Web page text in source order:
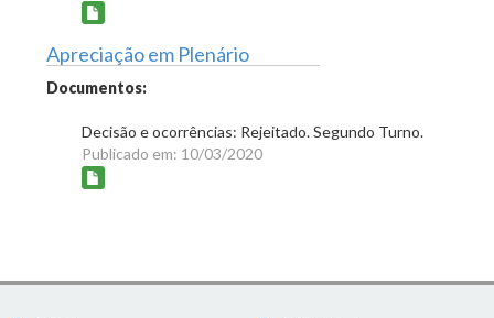
Apreciação em Plenário
Documentos:
Decisão e ocorrências: Rejeitado. Segundo Turno.
Publicado em: 10/03/2020